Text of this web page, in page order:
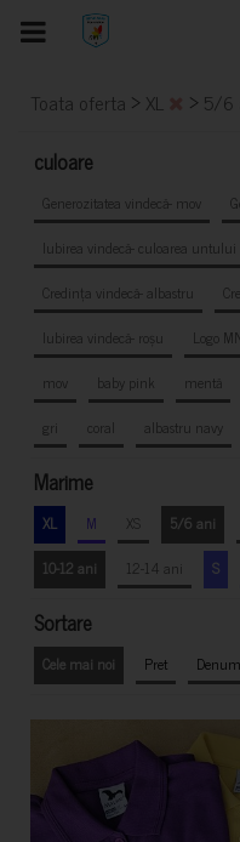
Toata oferta > XL > 5/6
culoare
Generozitatea vindecă- mov
Iubirea vindecă- culoarea untului
Credința vindecă- albastru
Iubirea vindecă- roșu
Logo
mov
baby pink mentă
gri
coral albastru navy
Marime
XL M XS 5/6 ani
10-12 ani
12-14 ani S
Sortare
Cele mai noi Pret